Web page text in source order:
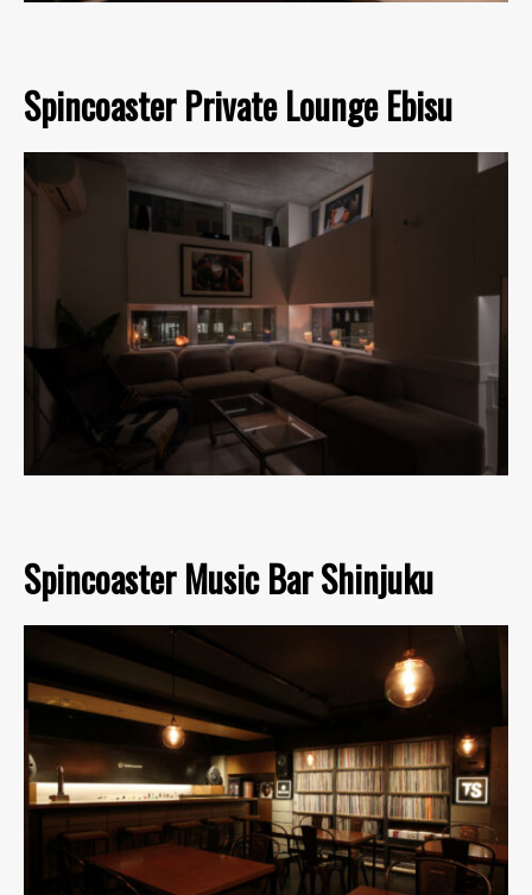
Spincoaster Private Lounge Ebisu
Spincoaster Music Bar Shinjuku